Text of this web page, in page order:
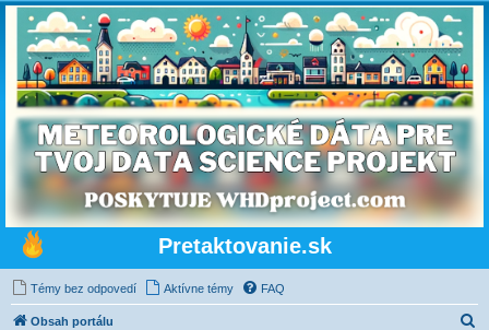
Pretaktovanie.sk
Témy bez odpovedí Aktívne témy FAQ
Obsah portálu